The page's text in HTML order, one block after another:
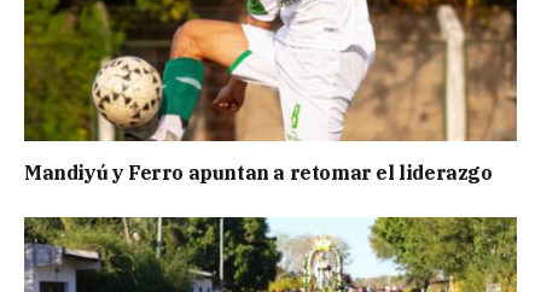
Mandiyú y Ferro apuntan a retomar el liderazgo